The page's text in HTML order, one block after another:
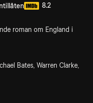
8.2
roman om England i
Bates, Warren Clarke,